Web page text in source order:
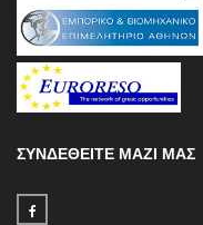
ΣΥΝΔΕΘΕΙΤΕ ΜΑΖΙ ΜΑΣ